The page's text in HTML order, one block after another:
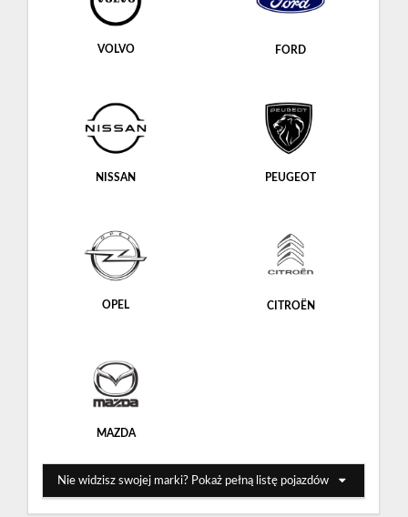
VOLVO FORD
NISSAN PEUGEOT
OPEL CITROËN
MAZDA
Nie widzisz swojej marki? Pokaż pełną listę pojazdów